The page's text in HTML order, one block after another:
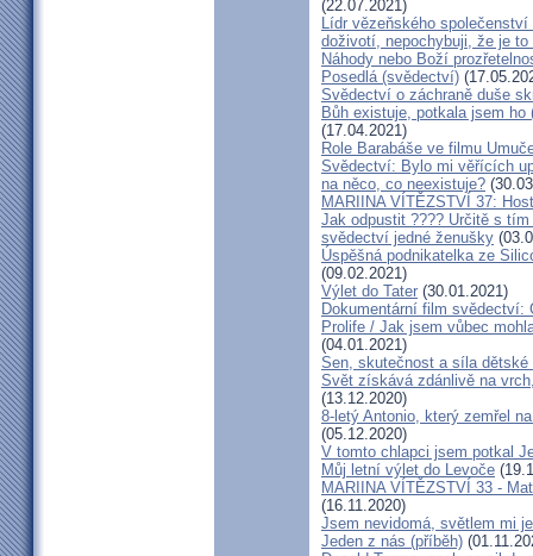
(22.07.2021)
Lídr vězeňského
doživotí, nepochybuji, že je
Náhody nebo Boží
Posedlá (svědectví)
Svědectví o záchraně duše
Bůh existuje, potkala jsem
(17.04.2021)
Role Barabáše ve filmu
Svědectví: Bylo mi věřících
na něco, co neexistuje?
MARIINA VÍTĚZSTVÍ 37:
Jak odpustit ???? Určitě s
svědectví jedné ženušky
Úspěšná podnikatelka ze
(09.02.2021)
Výlet do Tater (30.01.2021)
Dokumentární film
Prolife / Jak jsem vůbec
(04.01.2021)
Sen, skutečnost a síla dětské
Svět získává zdánlivě na
(13.12.2020)
8-letý Antonio, který zemřel
(05.12.2020)
V tomto chlapci jsem potkal
Můj letní výlet do Levoče
MARIINA VÍTĚZSTVÍ 33 -
(16.11.2020)
Jsem nevidomá, světlem mi
Jeden z nás (příběh)